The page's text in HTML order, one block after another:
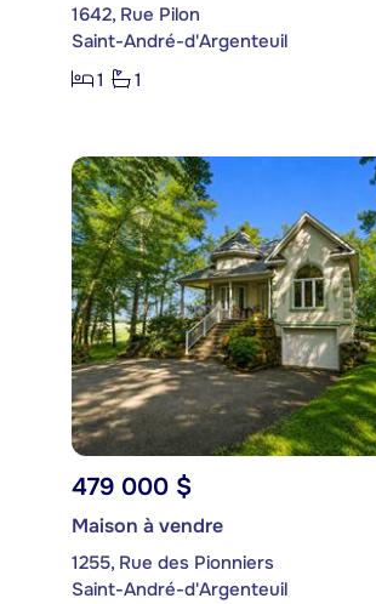
1642, Rue Pilon
Saint-André-d'Argenteuil
1
1
479 000 $
Maison à vendre
1255, Rue des Pionniers
Saint-André-d'Argenteuil